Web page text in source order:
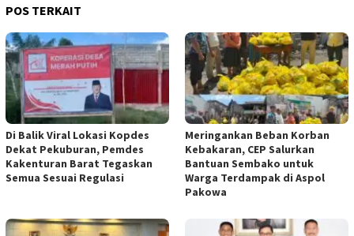
POS TERKAIT
Di Balik Viral Lokasi Kopdes
Dekat Pekuburan, Pemdes
Kakenturan Barat Tegaskan
Semua Sesuai Regulasi
Meringankan Beban Korban
Kebakaran, CEP Salurkan
Bantuan Sembako untuk
Warga Terdampak di Aspol
Pakowa